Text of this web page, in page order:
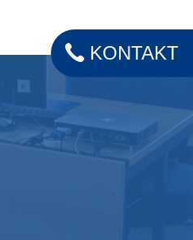
KONTAKT